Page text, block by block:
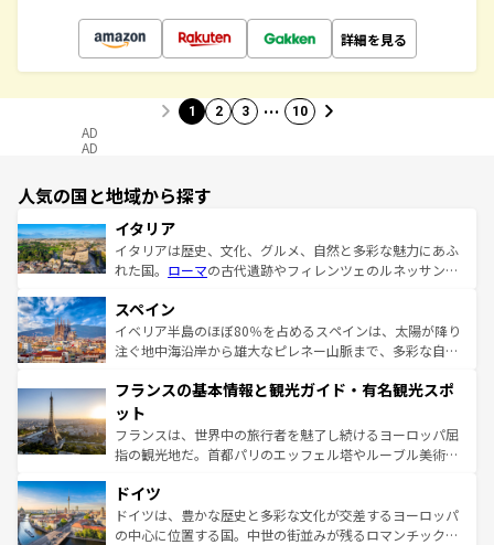
詳細を見る
1 2 3 … 10
AD
AD
人気の国と地域から探す
イタリア
イタリアは歴史、文化、グルメ、自然と多彩な魅力にあふ
れた国。 ローマの古代遺跡やフィレンツェのルネッサンス
ろん、トスカーナの美しい田園風景やアマルフィ海岸の絶
景など、自然景観も見逃せない。観光の合間には、本場の
ピザやパスタなど、絶品のイタリア料理を堪能することも
ませてくれるイタリアで、忘れられない旅をしてみよう！
なお、新着のイタリア情報は
しい。
スペイン
イベリア半島のほぼ80％を占めるスペインは、太陽が降り
注ぐ地中海沿岸から雄大なピレネー山脈まで、多彩な自然
文化が根付くこの国では、情熱的なフラメンコ、熱気あふ
れる闘牛、そして美味しいタパスが生活の一部となってい
る。首都マドリードの洗練された雰囲気や、バルセロナの
アートに溢れた街角から、地方では古代ローマ遺跡や中世
せる。地方によって風土や気候が異なるスペインはその個
性で訪れる人を魅了する。 なお、新着のスペイン情報は コ
ンテンツ一覧を参照してほしい。
フランスの基本情報と観光ガイド・有名観光スポ
ット
フランスは、世界中の旅行者を魅了し続けるヨーロッパ屈
指の観光地だ。首都パリのエッフェル塔やルーブル美術館
で、幅広い魅力が詰まっている。華麗な宮殿、歴史的な大
聖堂、美しいビーチ、そして豊かな自然が、訪れる者を心
から魅了する。また、フランスは美食の国としても知ら
ドイツ
ドイツは、豊かな歴史と多彩な文化が交差するヨーロッパ
の中心に位置する国。中世の街並みが残るロマンチック街